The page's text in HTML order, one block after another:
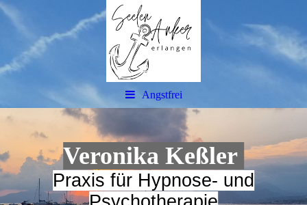
Angstfrei
Veronika Keßler
Praxis für Hypnose- und